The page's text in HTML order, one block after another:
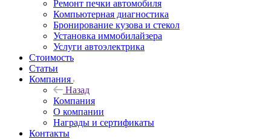
Ремонт печки автомобиля
Компьютерная диагностика
Бронирование кузова и стекол
Установка иммобилайзера
Услуги автоэлектрика
Стоимость
Статьи
Компания
Назад
Компания
О компании
Награды и сертификаты
Контакты